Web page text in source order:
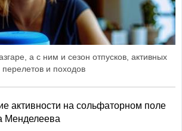
а с ним и сезон отпусков, активных
перелетов и походов
активности на сольфаторном поле
Менделеева